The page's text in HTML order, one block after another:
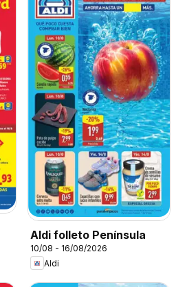
Aldi folleto Península
10/08 - 16/08/2026
Aldi